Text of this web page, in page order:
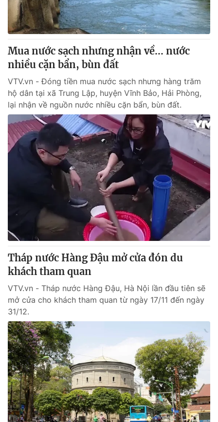
Mua nước sạch nhưng nhận về... nước
nhiều cặn bẩn, bùn đất
VTV.vn - Đóng tiền mua nước sạch nhưng hàng trăm
hộ dân tại xã Trung Lập, huyện Vĩnh Bảo, Hải Phòng,
lại nhận về nguồn nước nhiều cặn bẩn, bùn đất.
Tháp nước Hàng Đậu mở cửa đón du
khách tham quan
VTV.vn - Tháp nước Hàng Đậu, Hà Nội lần đầu tiên sẽ
mở cửa cho khách tham quan từ ngày 17/11 đến ngày
31/12.